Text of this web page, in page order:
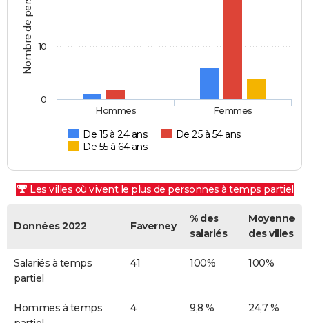
De 15 à 24 ans
De 25 à 54 ans
De 55 à 64 ans
Hommes Femmes
0
10
Les villes où vivent le plus de personnes à temps partiel
Données 2022 Faverney
% des
salariés
Moyenne
des villes
Salariés à temps
partiel
41 100% 100%
Hommes à temps
4 9,8 % 24,7 %